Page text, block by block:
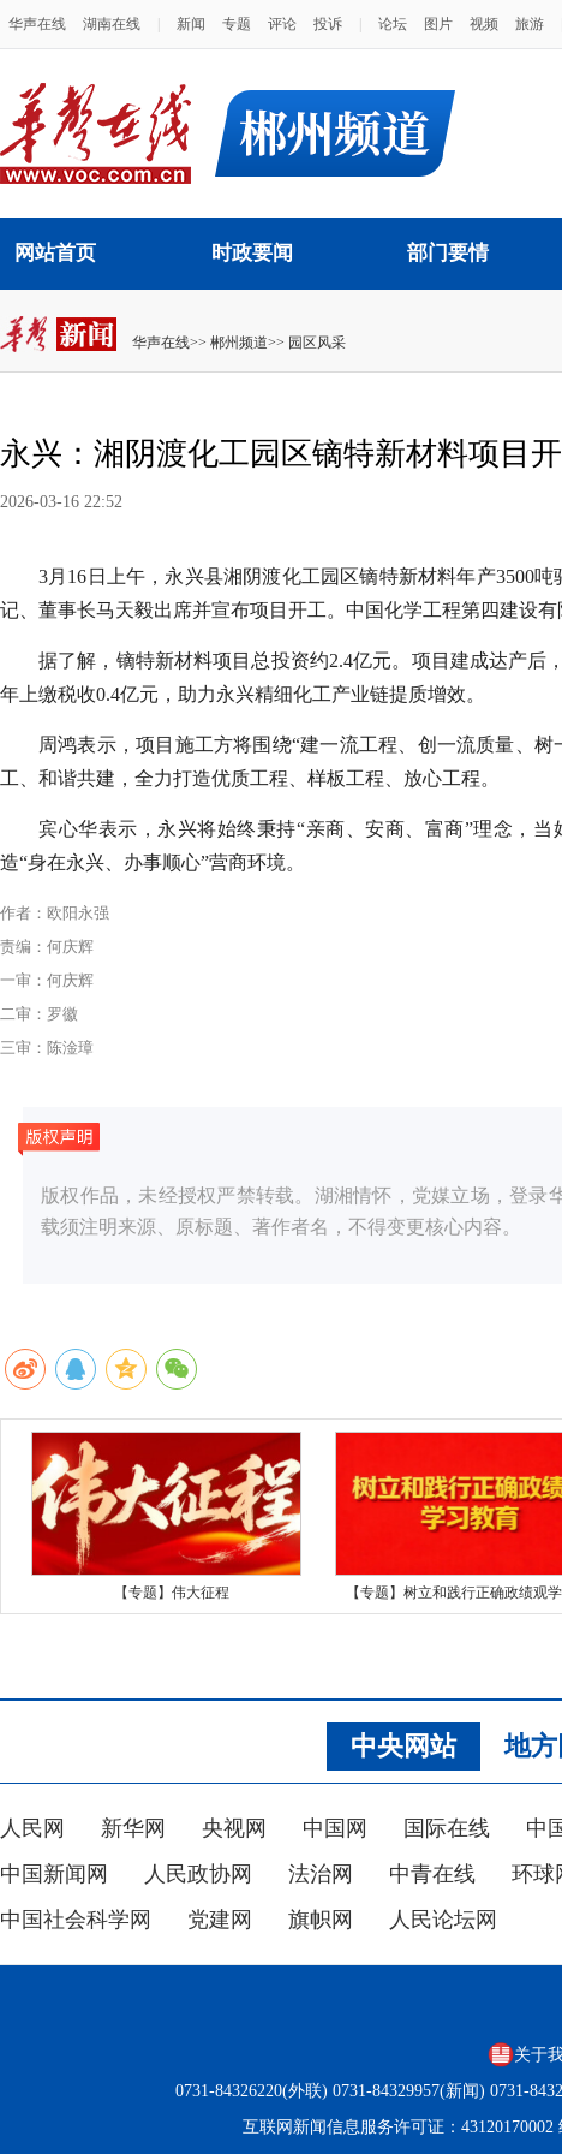
华声在线 湖南在线 新闻 专题 评论 投诉 论坛 图片 视频 旅游
网站首页 时政要闻 部门要情
华声在线>> 郴州频道>> 园区风采
永兴：湘阴渡化工园区镝特新材料项目
2026-03-16 22:52
3月16日上午，永兴县湘阴渡化工园区镝特新材料年产3500吨
记、董事长马天毅出席并宣布项目开工。中国化学工程第四建设
据了解，镝特新材料项目总投资约2.4亿元。 项目建成达产后
年上缴税收0.4亿元，助力永兴精细化工产业链提质增效。
周鸿表示，项目施工方将围绕“建一流工程、创一流质量、
工、和谐共建，全力打造优质工程、样板工程、放心工程。
宾心华表示，永兴将始终秉持“亲商、安商、富商”理念，
造“身在永兴、办事顺心”营商环境。
作者：欧阳永强
责编：何庆辉
一审：何庆辉
二审：罗徽
三审：陈淦璋
版权作品，未经授权严禁转载。湖湘情怀，党媒立场，登录
载须注明来源、原标题、著作者名，不得变更核心内容。
【专题】伟大征程 【专题】树立和践行正确政绩观
中央网站 地
人民网 新华网 央视网 中国网 国际在线 中
中国新闻网
人民政协网 法治网 中青在线 环球
中国社会科学网
党建网 旗帜网 人民论坛网
关于
0731-84326220(外联) 0731-84329957(新闻) 0731-
互联网新闻信息服务许可证：43120170002